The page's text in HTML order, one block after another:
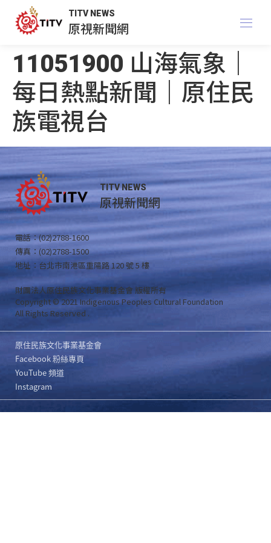
TITV NEWS
原視新聞網
11051900 山海氣象｜
每日熱點新聞｜原住民
族電視台
TITV NEWS
原視新聞網
電話：(02)2788-1600
傳真：(02)2788-1500
地址：台北市南港區重陽路 120 號 5 樓
財團法人原住民族文化事業基金會 版權所有
Copyright © 2021 Indigenous Peoples Cultural Foundation
All Rights Reserved .
原住民族文化事業基金會
Facebook 粉絲專頁
YouTube 頻道
Instagram